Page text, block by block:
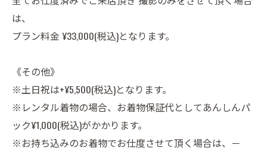
は、
プラン料金 ¥33,000(税込)となります。
《その他》
※土日祝は+¥5,500(税込)となります。
※レンタル着物の場合、お着物保証代としてあんしんパ
ック¥1,000(税込)がかかります。
※お持ち込みのお着物でお仕度させて頂く場合は、－